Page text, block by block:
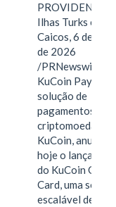
Ilhas Turks e
Caicos, 6 de
de 2026
/PRNewswire/
KuCoin Pay,
solução de
pagamentos em
criptomoedas da
KuCoin,
hoje o
do KuCoin Gift
Card, uma
escalável de